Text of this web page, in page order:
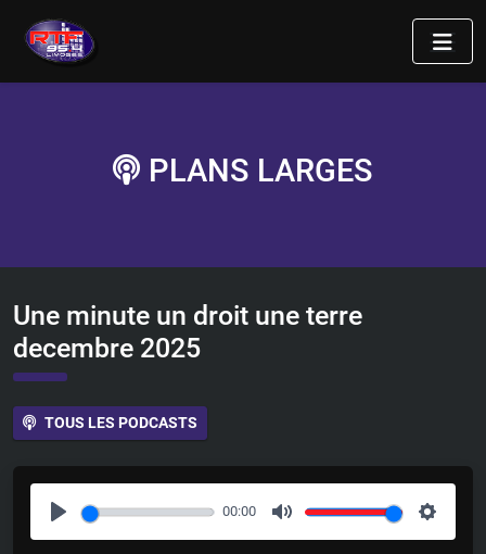
PLANS LARGES
Une minute un droit une terre
decembre 2025
TOUS LES PODCASTS
P
00:00
M
S